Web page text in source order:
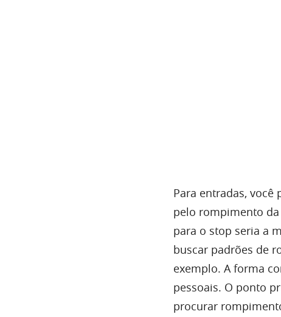
Para entradas,
pelo rompimento
para o stop seria a
buscar padrões de
exemplo. A forma
pessoais. O ponto
procurar